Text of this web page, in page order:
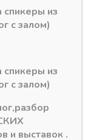
спикеры из
с залом)
спикеры из
с залом)
и выставок .